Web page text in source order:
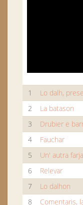
1 Lo dalh,
2
La batason
3
Drubier e
4
Fauchar
5
Un' autra farja
6
Relevar
7
Lo dalhon
8
Comentaris,